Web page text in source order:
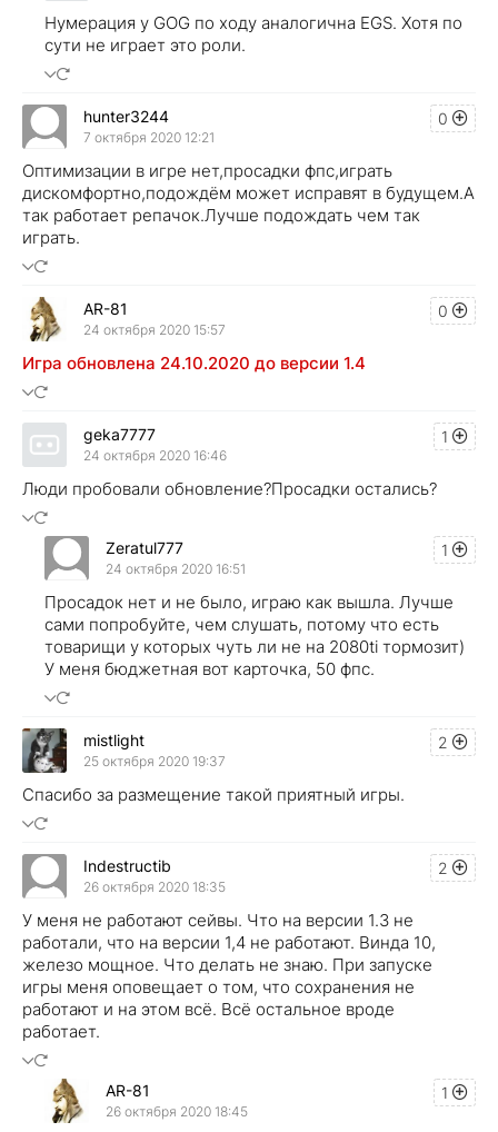
Нумерация у GOG по ходу аналогична EGS. Хотя по
сути не играет это роли.
0
hunter3244
7 октября 2020 12:21
Оптимизации в игре нет,просадки фпс,играть
дискомфортно,подождём может исправят в будущем.А
так работает репачок.Лучше подождать чем так
играть.
0
AR-81
24 октября 2020 15:57
Игра обновлена 24.10.2020 до версии 1.4
1
geka7777
24 октября 2020 16:46
Люди пробовали обновление?Просадки остались?
1
Zeratul777
24 октября 2020 16:51
Просадок нет и не было, играю как вышла. Лучше
сами попробуйте, чем слушать, потому что есть
товарищи у которых чуть ли не на 2080ti тормозит)
У меня бюджетная вот карточка, 50 фпс.
2
mistlight
25 октября 2020 19:37
Спасибо за размещение такой приятный игры.
2
Indestructib
26 октября 2020 18:35
У меня не работают сейвы. Что на версии 1.3 не
работали, что на версии 1,4 не работают. Винда 10,
железо мощное. Что делать не знаю. При запуске
игры меня оповещает о том, что сохранения не
работают и на этом всё. Всё остальное вроде
работает.
1
AR-81
26 октября 2020 18:45